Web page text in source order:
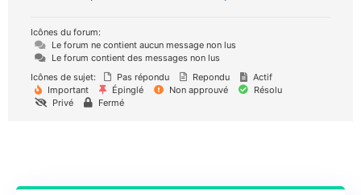
Icônes du forum:
Le forum ne contient aucun message non lus
Le forum contient des messages non lus
Icônes de sujet:
Pas répondu Repondu
Actif
Important
Épinglé Non approuvé
Résolu
Privé
Fermé